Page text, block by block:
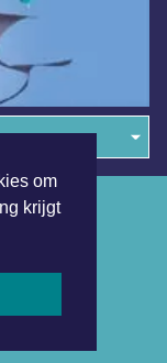
om
krijgt